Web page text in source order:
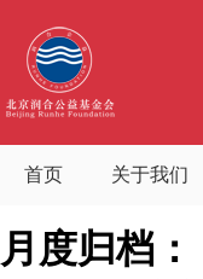
首页 关于我们
月度归档：